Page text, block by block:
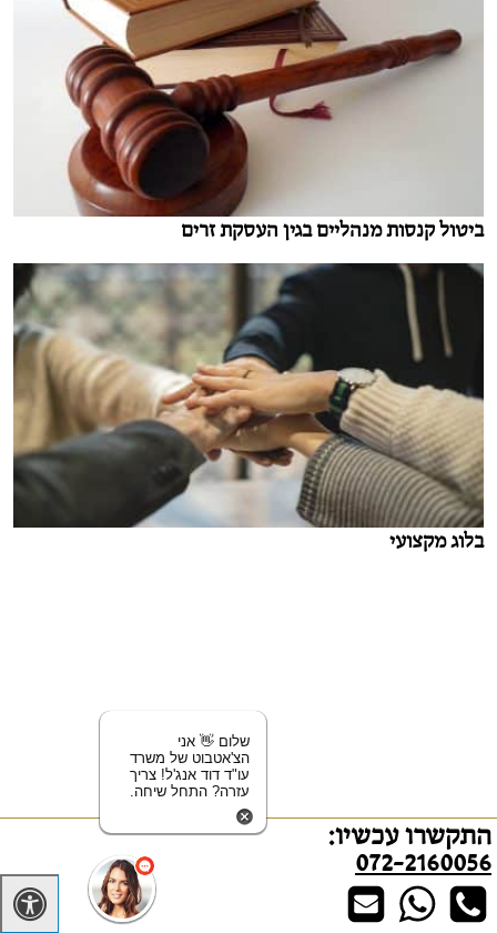
ביטול קנסות מנהליים בגין העסקת זרים
בלוג מקצועי
גירושין/התרת נישואים אזרחיים בישראל
התקשרו עכשיו:
072-2160056
שלום 👋 אני
הצ'אטבוט של משרד
עו"ד דוד אנג'ל! צריך
עזרה? התחל שיחה.